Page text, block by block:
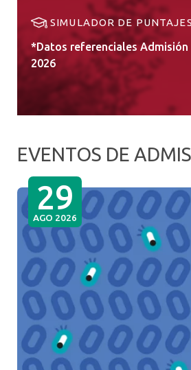
SIMULADOR DE PUNTAJES
*Datos referenciales Admisión
2026
EVENTOS DE
29
AGO 2026